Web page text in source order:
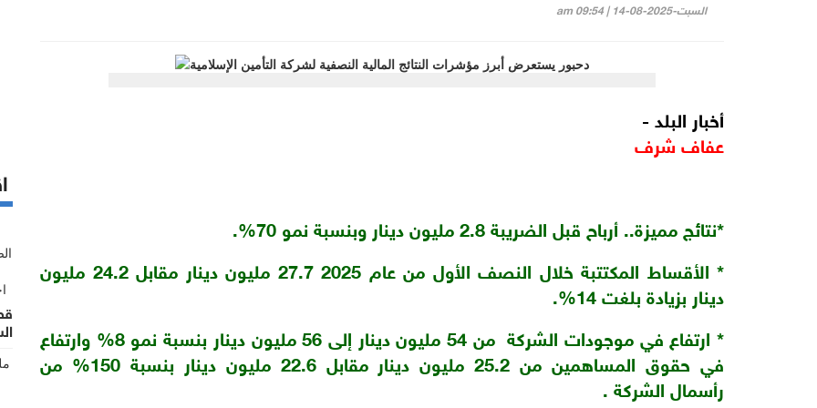
السبت-2025-08-14 | 09:54 am
أخبار البلد -
عفاف شرف
*نتائج مميزة.. أرباح قبل الضريبة 2.8 مليون دينار وبنسبة نمو 70%.
* الأقساط المكتتبة خلال النصف الأول من عام 2025 27.7 مليون دينار مقابل 24.2 مليون
دينار بزيادة بلغت 14%.
* ارتفاع في موجودات الشركة من 54 مليون دينار إلى 56 مليون دينار بنسبة نمو 8% وارتفاع
في حقوق المساهمين من 25.2 مليون دينار مقابل 22.6 مليون دينار بنسبة 150% من
رأسمال الشركة .